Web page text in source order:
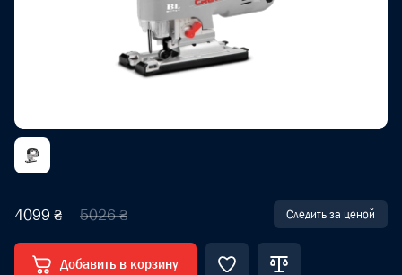
4099 ₴ 5026 ₴ Следить за ценой
Добавить в корзину